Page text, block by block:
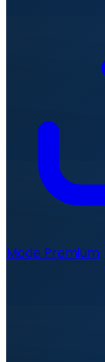
Mode Premium